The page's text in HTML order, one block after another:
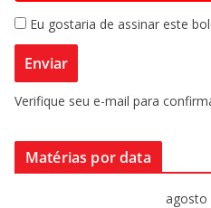
Eu gostaria de assinar este
Verifique seu e-mail para
Matérias por data
agosto